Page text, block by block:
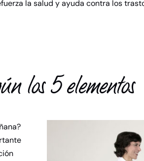
la salud y ayuda contra los
los 5 elementos